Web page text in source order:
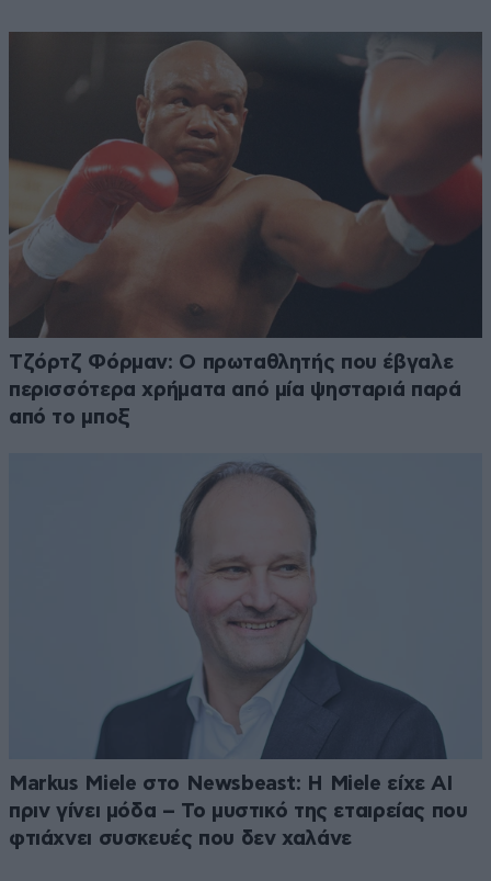
Τζόρτζ Φόρμαν: Ο πρωταθλητής που έβγαλε
περισσότερα χρήματα από μία ψησταριά παρά
από το μποξ
Markus Miele στο Newsbeast: Η Miele είχε AI
πριν γίνει μόδα – Το μυστικό της εταιρείας που
φτιάχνει συσκευές που δεν χαλάνε